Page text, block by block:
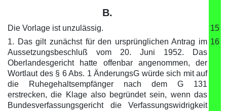
B.
Die Vorlage ist unzulässig.
15
1. Das gilt zunächst für den ursprünglichen Antrag im
Aussetzungsbeschluß vom 20. Juni 1952. Das
Oberlandesgericht hatte offenbar angenommen, der
Wortlaut des § 6 Abs. 1 ÄnderungsG würde sich mit auf
die Ruhegehaltsempfänger nach dem G 131
erstrecken, die Klage also begründet sein, wenn das
Bundesverfassungsgericht die Verfassungswidrigkeit
16